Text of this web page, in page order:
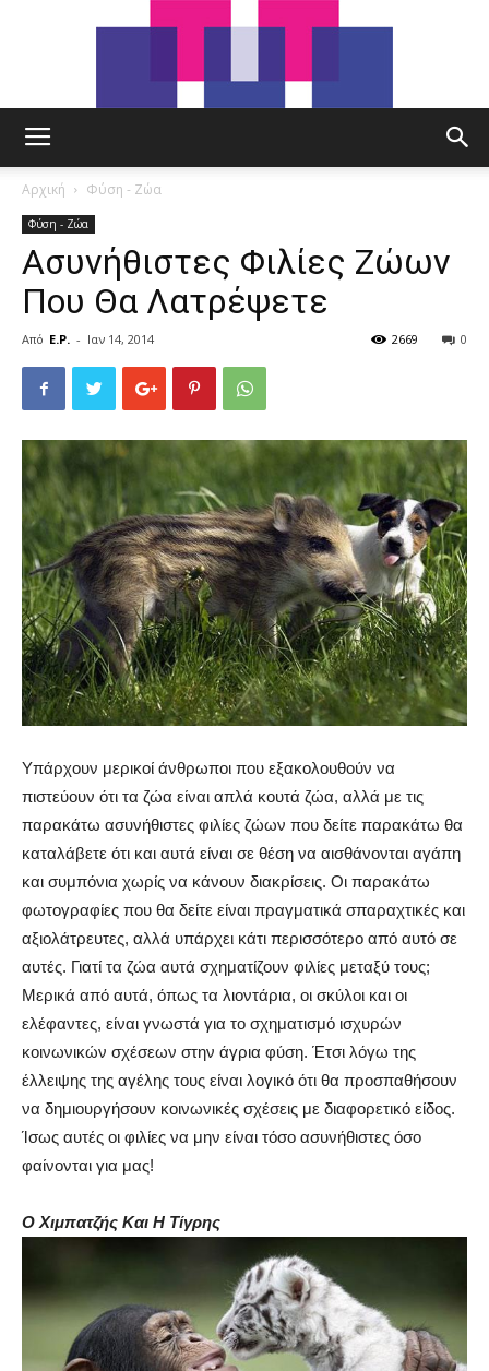
Αρχική Φύση - Ζώα
Φύση - Ζώα
Ασυνήθιστες Φιλίες Ζώων
Που Θα Λατρέψετε
Από E.P. - Ιαν 14, 2014 0
2669
Υπάρχουν μερικοί άνθρωποι που εξακολουθούν να
πιστεύουν ότι τα ζώα είναι απλά κουτά ζώα, αλλά με τις
παρακάτω ασυνήθιστες φιλίες ζώων που δείτε παρακάτω θα
καταλάβετε ότι και αυτά είναι σε θέση να αισθάνονται αγάπη
και συμπόνια χωρίς να κάνουν διακρίσεις. Οι παρακάτω
φωτογραφίες που θα δείτε είναι πραγματικά σπαραχτικές και
αξιολάτρευτες, αλλά υπάρχει κάτι περισσότερο από αυτό σε
αυτές. Γιατί τα ζώα αυτά σχηματίζουν φιλίες μεταξύ τους;
Μερικά από αυτά, όπως τα λιοντάρια, οι σκύλοι και οι
ελέφαντες, είναι γνωστά για το σχηματισμό ισχυρών
κοινωνικών σχέσεων στην άγρια ​​φύση. Έτσι λόγω της
έλλειψης της αγέλης τους είναι λογικό ότι θα προσπαθήσουν
να δημιουργήσουν κοινωνικές σχέσεις με διαφορετικό είδος.
Ίσως αυτές οι φιλίες να μην είναι τόσο ασυνήθιστες όσο
φαίνονται για μας!
Ο Χιμπατζής Και Η Τίγρης